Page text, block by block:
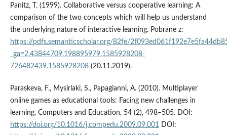
Panitz, T. (1999). Collaborative versus cooperative learning: A
comparison of the two concepts which will help us understand
the underlying nature of interactive learning. Pobrane z:
https://pdfs.semanticscholar.org/82fe/
_ga=2.43844709.198895979.1585928208-
726482439.1585928208(20.11.2019).
Paraskeva, F., Mysirlaki, S., Papagianni, A. (2010). Multiplayer
online games as educational tools: Facing new challenges in
learning. Computers and Education, 54 (2), 498–505. DOI:
https://doi.org/10.1016/j.compedu.2009.09.001 DOI: